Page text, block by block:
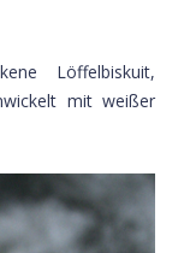
Löffelbiskuit,
mit weißer